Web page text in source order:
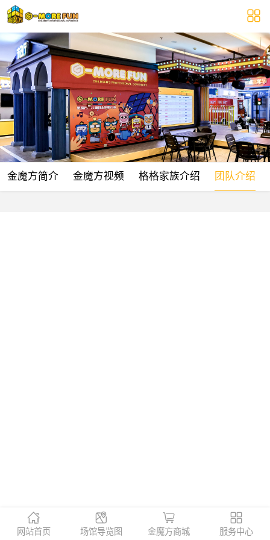
金魔方简介 金魔方视频 格格家族介绍 团队介绍
网站首页 场馆导览图 金魔方商城 服务中心